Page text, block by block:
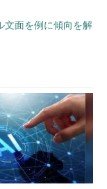
文面を例に傾向を解